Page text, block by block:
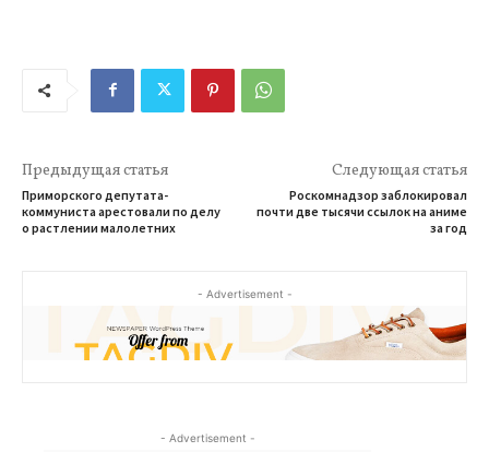
Предыдущая статья
Приморского депутата-
коммуниста арестовали по делу
о растлении малолетних
Следующая статья
Роскомнадзор заблокировал
почти две тысячи ссылок на аниме
за год
- Advertisement -
- Advertisement -